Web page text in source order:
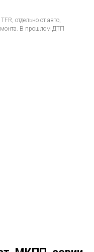
отдельно от авто,
В прошлом ДТП